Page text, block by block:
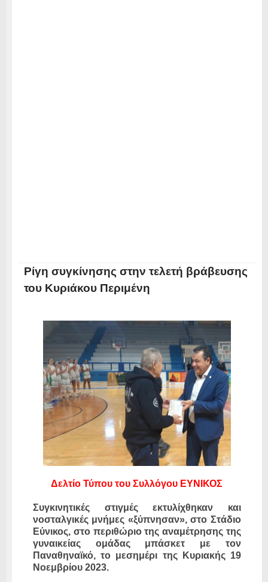
Ρίγη συγκίνησης στην τελετή βράβευσης
του Κυριάκου Περιμένη
Δελτίο Τύπου του Συλλόγου ΕΥΝΙΚΟΣ
Συγκινητικές στιγμές εκτυλίχθηκαν και
νοσταλγικές μνήμες «ξύπνησαν», στο Στάδιο
Εύνικος, στο περιθώριο της αναμέτρησης της
γυναικείας ομάδας μπάσκετ με τον
Παναθηναϊκό, το μεσημέρι της Κυριακής 19
Νοεμβρίου 2023.